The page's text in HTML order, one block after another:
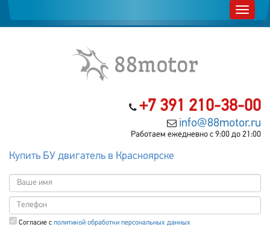
+7 391 210-38-00
info@88motor.ru
Работаем ежедневно с 9:00 до 21:00
Купить БУ двигатель в Красноярске
Согласие с политикой обработки персональных данных